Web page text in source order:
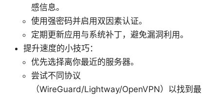
感信息。
使用强密码并启用双因素认证。
定期更新应用与系统补丁，避免漏洞利用。
提升速度的小技巧：
优先选择离你最近的服务器。
尝试不同协议
（WireGuard/Lightway/OpenVPN）以找到最